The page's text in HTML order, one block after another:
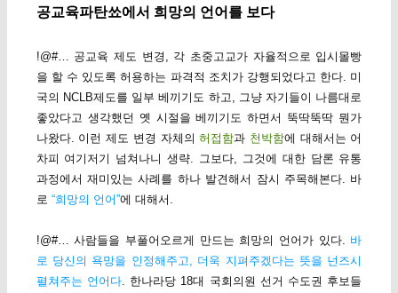
공교육파탄쑈에서 희망의 언어를 보다
!@#… 공교육 제도 변경, 각 초중고교가 자율적으로 입시몰빵
을 할 수 있도록 허용하는 파격적 조치가 강행되었다고 한다. 미
국의 NCLB제도를 일부 베끼기도 하고, 그냥 자기들이 나름대로
좋았다고 생각했던 옛 시절을 베끼기도 하면서 뚝딱뚝딱 뭔가
나왔다. 이런 제도 변경 자체의허접함과 천박함에 대해서는 어
차피 여기저기 넘쳐나니 생략. 그보다, 그것에 대한 담론 유통
과정에서 재미있는 사례를 하나 발견해서 잠시 주목해본다. 바
로 “희망의 언어”에 대해서.
!@#… 사람들을 부풀어오르게 만드는 희망의 언어가 있다. 바
로 당신의 욕망을 인정해주고, 더욱 지펴주겠다는 뜻을 넌즈시
펼쳐주는 언어다. 한나라당 18대 국회의원 선거 수도권 후보들